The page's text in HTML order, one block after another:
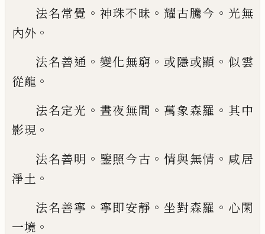
法名常覺 。 神珠不昧 。 耀古騰今 。 光無
內外 。
法名善通 。 變化無窮 。 或隱或顯 。 似雲
從龍 。
法名定光 。 晝夜無間 。 萬象森羅 。 其中
影現 。
法名善明 。 鑒照今古 。 情與無情 。 咸居
淨土 。
法名善寧 。 寧即安靜 。 坐對森羅 。 心閑
一境 。